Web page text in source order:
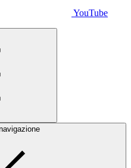
YouTube